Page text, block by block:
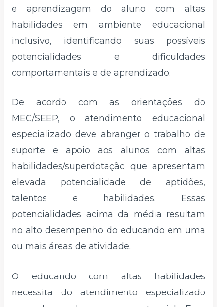
e aprendizagem do aluno com altas
habilidades em ambiente educacional
inclusivo, identificando suas possíveis
potencialidades e dificuldades
comportamentais e de aprendizado.
De acordo com as orientações do
MEC/SEEP, o atendimento educacional
especializado deve abranger o trabalho de
suporte e apoio aos alunos com altas
habilidades/superdotação que apresentam
elevada potencialidade de aptidões,
talentos e habilidades. Essas
potencialidades acima da média resultam
no alto desempenho do educando em uma
ou mais áreas de atividade.
O educando com altas habilidades
necessita do atendimento especializado